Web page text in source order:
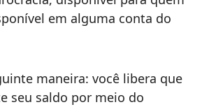
em alguma conta do
maneira: você libera que
seu saldo por meio do